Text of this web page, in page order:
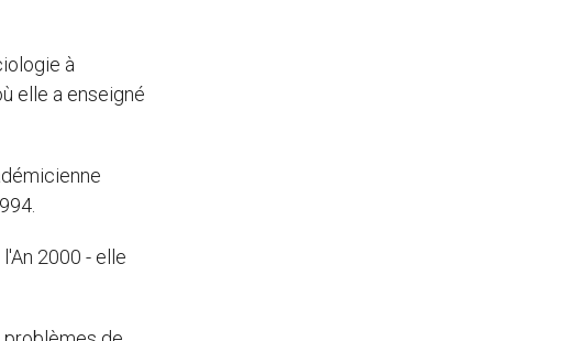
à
elle a enseigné
2000 - elle